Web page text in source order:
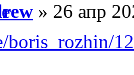
» 26 апр
boris_rozhin/